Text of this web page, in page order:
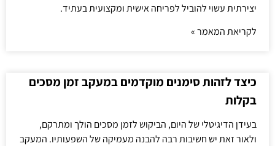
יצירתית עשוי להוביל לפריחה אישית ומקצועית בעתיד.
לקריאת המאמר »
כיצד לזהות סימנים מוקדמים במעקב זמן מסכים
בקלות
בעידן הדיגיטלי של היום, הביקוש לזמן מסכים הולך ומתרקם,
ולאור זאת יש חשיבות רבה להבנה מעמיקה של השפעותיו. המעקב